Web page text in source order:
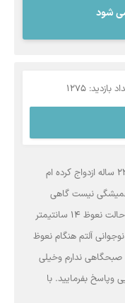
شود
بازدید: 1275
باسلام خدمت آقای دکتر من45سالمه مدت 22 ساله ازدواج کرده ام
نیست گاهی
طبیعی هست گاهی مشکل دارم طول آتتم در حالت نعوظ 14 سانتیمتر
نوجوانی آلتم هنگام نعوظ
ندارم وخیلی
وپاسخ بفرمایید. با